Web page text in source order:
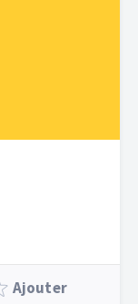
Ajouter